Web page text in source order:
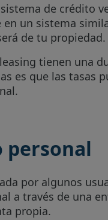
de crédito
un sistema
de tu propiedad.
tienen una
es que las tasas
personal
por algunos
a través de una
propia.